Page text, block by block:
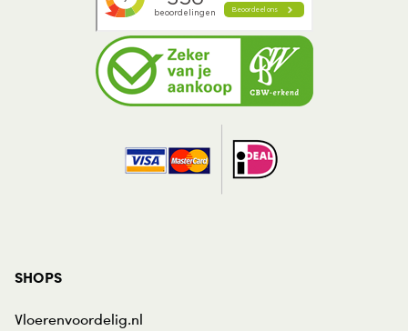
SHOPS
Vloerenvoordelig.nl